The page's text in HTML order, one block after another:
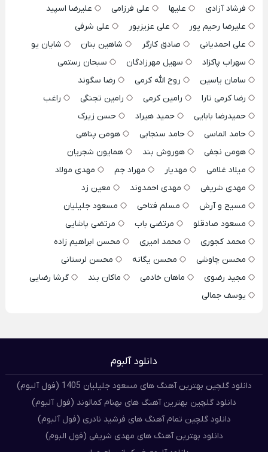
فرشاد آزادی
علیها علی فرزامی
علیرضا اسپید
علیرضا رحیم پور
علی عزیزپور
علی شرفی
علی احمدیانی
صادق کارگر شاهین بنان
شایان یو
سهراب پاکزاد
سهیل مهرزادگان
سبحان رستمی
سامان یاسین
روح الله کرمی
رضا سگوند
رضا کرمی تارا
رامین کرمی رامین تجنگی
راغب
حمیدرضا بابایی
حمید هیراد
حسن زیرک
حامد الماسی
حامد سنجابی
هومن پناهی
هومن نجفی
هوروش بند
همایون شجریان
میلاد غلامی
مهدیار مهراد جم
مهدی مولاد
مهدی شریفی
مهدی احمدوند
معین زد
مسیح و آرش
مسلم فتاحی
مسعود جلیلیان
مسعود صادقلو
مرتضی باب
مرتضی پاشایی
محمد کجوری
محمد امیری
محسن ابراهیم زاده
محسن چاوشی
محسن یگانه
محسن لرستانی
مجید رضوی
ماهان خادمی ماکان بند
گرشا رضایی
یوسف جمالی
دانلود آلبوم
دانلود گلچین بهترین آهنگ های مسعود جلیلیان 1405 (فول آلبوم)
دانلود گلچین بهترین آهنگ های بهنام کمالوند (فول آلبوم)
دانلود گلچین تمام آهنگ های فرشید نادری (فول آلبوم)
دانلود بهترین آهنگ های مهدی شریفی (فول البوم)